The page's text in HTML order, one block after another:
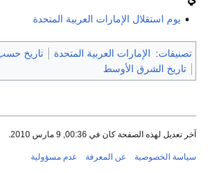
يوم استقلال الإمارات العربية المتحدة
تصنيفات: الإمارات العربية المتحدة تاريخ حسب
تاريخ الشرق الأوسط
آخر تعديل لهذه الصفحة كان في 00:36, 9 مارس 2010.
سياسة الخصوصية عن المعرفة عدم مسؤولية